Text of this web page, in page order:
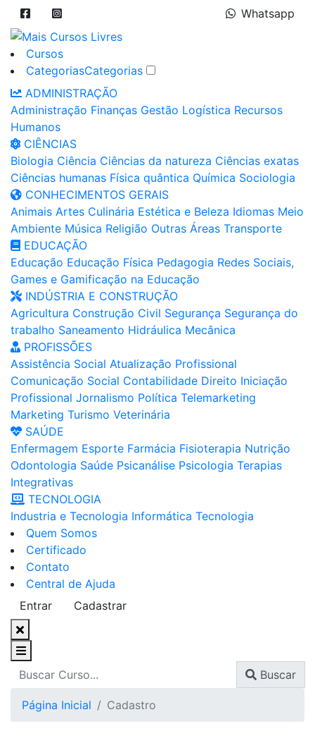
Whatsapp
Cursos
CategoriasCategorias
ADMINISTRAÇÃO
Administração Finanças Gestão Logística Recursos
Humanos
CIÊNCIAS
Biologia Ciência Ciências da natureza Ciências exatas
Ciências humanas Física quântica Química Sociologia
CONHECIMENTOS GERAIS
Animais Artes Culinária Estética e Beleza Idiomas Meio
Ambiente Música Religião Outras Áreas Transporte
EDUCAÇÃO
Educação Educação Física Pedagogia Redes Sociais,
Games e Gamificação na Educação
INDÚSTRIA E CONSTRUÇÃO
Agricultura Construção Civil Segurança Segurança do
trabalho Saneamento Hidráulica Mecânica
PROFISSÕES
Assistência Social Atualização Profissional
Comunicação Social Contabilidade Direito Iniciação
Profissional Jornalismo Política Telemarketing
Marketing Turismo Veterinária
SAÚDE
Enfermagem Esporte Farmácia Fisioterapia Nutrição
Odontologia Saúde Psicanálise Psicologia Terapias
Integrativas
TECNOLOGIA
Industria e Tecnologia Informática Tecnologia
Quem Somos
Certificado
Contato
Central de Ajuda
Entrar
Cadastrar
Buscar
Página Inicial Cadastro